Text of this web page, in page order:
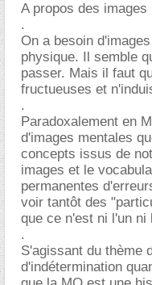
A propos des images
.
On a besoin
physique. Il semble
passer. Mais il faut
fructueuses et
.
Paradoxalement en
d'images mentales
concepts issus de
images et le
permanentes
voir tantôt des
que ce n'est ni l'un ni
.
S'agissant du thème
d'indétermination